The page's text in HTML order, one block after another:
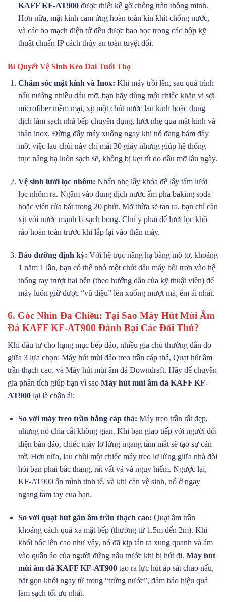
KAFF KF-AT900được thiết kế gờ chống tràn thông minh.
Hơn nữa, mặt kính cảm ứng hoàn toàn kín khít chống nước,
và các bo mạch điện tử đều được bao bọc trong các hộp kỹ
thuật chuẩn IP cách thủy an toàn tuyệt đối.
Bí Quyết Vệ Sinh Kéo Dài Tuổi Thọ
Chăm sóc mặt kính và Inox: Khi máy trồi lên, sau quá trình
nấu nướng nhiều dầu mỡ, bạn hãy dùng một chiếc khăn vi sợi
microfiber mềm mại, xịt một chút nước lau kính hoặc dung
dịch làm sạch nhà bếp chuyên dụng, lướt nhẹ qua mặt kính và
thân inox. Đừng đẩy máy xuống ngay khi nó đang bám đầy
mỡ, việc lau chùi này chỉ mất 30 giây nhưng giúp hệ thống
trục nâng hạ luôn sạch sẽ, không bị kẹt rít do dầu mỡ lâu ngày.
Vệ sinh lưới lọc nhôm: Nhấn nhẹ lẫy khóa để lấy tấm lưới
lọc nhôm ra. Ngâm vào dung dịch nước ấm pha baking soda
hoặc viên rửa bát trong 20 phút. Mỡ thừa sẽ tan ra, bạn chỉ cần
xịt vòi nước mạnh là sạch bong. Chú ý phải để lưới lọc khô
ráo hoàn toàn trước khi lắp lại vào thân máy.
Bảo dưỡng định kỳ: Với hệ trục nâng hạ bằng mô tơ, khoảng
1 năm 1 lần, bạn có thể nhỏ một chút dầu máy bôi trơn vào hệ
thống ray trượt hai bên (theo hướng dẫn của kỹ thuật viên) để
máy luôn giữ được “vũ điệu” lên xuống mượt mà, êm ái nhất.
6. Góc Nhìn Đa Chiều: Tại Sao Máy Hút Mùi Âm
Đá KAFF KF-AT900 Đánh Bại Các Đối Thủ?
Khi đầu tư cho hạng mục bếp đảo, nhiều gia chủ thường đắn đo
giữa 3 lựa chọn: Máy hút mùi đảo treo trần cáp thả, Quạt hút âm
trần thạch cao, và Máy hút mùi âm đá Downdraft. Hãy để chuyên
gia phân tích giúp bạn vì sao Máy hút mùi âm đá KAFF KF-
AT900 lại là chân ái:
So với máy treo trần bằng cáp thả: Máy treo trần rất đẹp,
nhưng nó chia cắt không gian. Khi bạn giao tiếp với người đối
diện bàn đảo, chiếc máy lơ lửng ngang tầm mắt sẽ tạo sự cản
trở. Hơn nữa, lau chùi một chiếc máy treo lơ lửng giữa nhà đòi
hỏi bạn phải bắc thang, rất vất vả và nguy hiểm. Ngược lại,
KF-AT900 ẩn mình tinh tế, và khi cần vệ sinh, nó ở ngay
ngang tầm tay của bạn.
So với quạt hút gắn âm trần thạch cao: Quạt âm trần
khoảng cách quá xa mặt bếp (thường từ 1.5m đến 2m). Khi
khói bốc lên cao như vậy, nó đã kịp tản ra xung quanh và ám
vào quần áo của người đứng nấu trước khi bị hút đi. Máy hút
mùi âm đá KAFF KF-AT900tạo ra lực hút áp sát chảo nấu,
bắt gọn khói ngay từ trong “trứng nước”, đảm bảo hiệu quả
làm sạch tối ưu nhất.